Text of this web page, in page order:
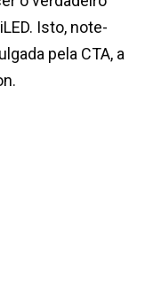
Isto, note-
pela CTA, a